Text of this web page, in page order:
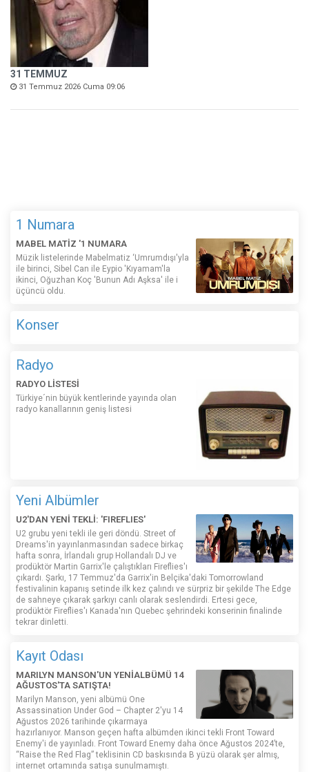
31 TEMMUZ
31 Temmuz 2026 Cuma 09:06
1 Numara
MABEL MATİZ '1 NUMARA
Müzik listelerinde Mabelmatiz ‘Umrumdışı'yla
ile birinci, Sibel Can ile Eypio 'Kıyamam'la
ikinci, Oğuzhan Koç 'Bunun Adı Aşksa' ile i
üçüncü oldu.
Konser
Radyo
RADYO LİSTESİ
Türkiye´nin büyük kentlerinde yayında olan
radyo kanallarının geniş listesi
Yeni Albümler
U2'DAN YENİ TEKLİ: 'FIREFLIES'
U2 grubu yeni tekli ile geri döndü. Street of
Dreams'in yayınlanmasından sadece birkaç
hafta sonra, İrlandalı grup Hollandalı DJ ve
prodüktör Martin Garrix'le çalıştıkları Fireflies'ı
çıkardı. Şarkı, 17 Temmuz'da Garrix'in Belçika'daki Tomorrowland
festivalinin kapanış setinde ilk kez çalındı ​​ve sürpriz bir şekilde The Edge
de sahneye çıkarak şarkıyı canlı olarak seslendirdi. Ertesi gece,
prodüktör Fireflies'ı Kanada'nın Quebec şehrindeki konserinin finalinde
tekrar dinletti.
Kayıt Odası
MARILYN MANSON'UN YENİALBÜMÜ 14
AĞUSTOS'TA SATIŞTA!
Marilyn Manson, yeni albümü One
Assassination Under God – Chapter 2'yu 14
Ağustos 2026 tarihinde çıkarmaya
hazırlanıyor. Manson geçen hafta albümden ikinci tekli Front Toward
Enemy'i de yayınladı. Front Toward Enemy daha önce Ağustos 2024’te,
“Raise the Red Flag” teklisinin CD baskısında B yüzü olarak şer almış,
internet ortamında satışa sunulmamıştı.